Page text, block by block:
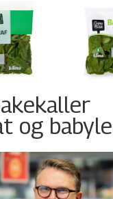
og